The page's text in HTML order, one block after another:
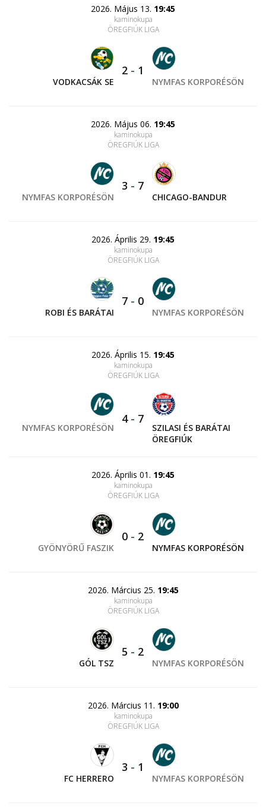
2026. Május 13. 19:45
kaminokupa
ÖREGFIÚK LIGA
VODKACSÁK SE
2 - 1
NYMFAS KORPORÉSÖN
2026. Május 06. 19:45
kaminokupa
ÖREGFIÚK LIGA
NYMFAS KORPORÉSÖN
3 - 7
CHICAGO-BANDUR
2026. Április 29. 19:45
kaminokupa
ÖREGFIÚK LIGA
ROBI ÉS BARÁTAI
7 - 0
NYMFAS KORPORÉSÖN
2026. Április 15. 19:45
kaminokupa
ÖREGFIÚK LIGA
NYMFAS KORPORÉSÖN
4- 7
SZILASI ÉS BARÁTAI
ÖREGFIÚK
2026. Április 01. 19:45
kaminokupa
ÖREGFIÚK LIGA
GYÖNYÖRŰ FASZIK
0 - 2
NYMFAS KORPORÉSÖN
2026. Március 25. 19:45
kaminokupa
ÖREGFIÚK LIGA
GÓL TSZ
5 - 2
NYMFAS KORPORÉSÖN
2026. Március 11. 19:00
kaminokupa
ÖREGFIÚK LIGA
FC HERRERO
3 - 1
NYMFAS KORPORÉSÖN